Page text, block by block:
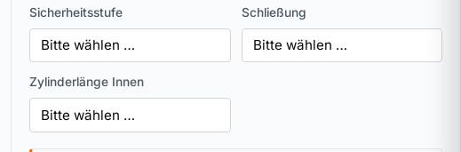
Sicherheitsstufe Schließung
Zylinderlänge Innen